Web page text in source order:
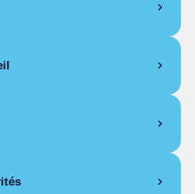
personnes
à laver, Table et fer à